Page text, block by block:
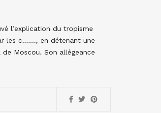
l’explication du tropisme
les c……., en détenant une
Moscou. Son allégeance